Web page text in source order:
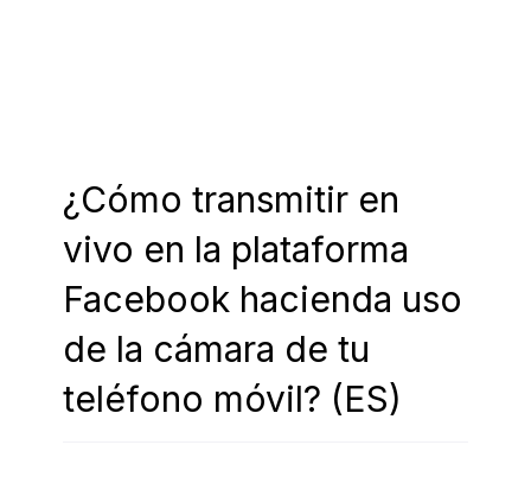
¿Cómo transmitir en
vivo en la plataforma
Facebook hacienda uso
de la cámara de tu
teléfono móvil? (ES)